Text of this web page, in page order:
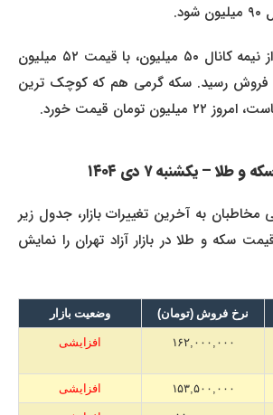
ربع سکه نیز با عبور از نیمه کانال ۵۰ میلیون، با قیمت ۵۲ میلیون
فروش رسید. سکه گرمی هم که کوچک ترین
قیمت خورد.
– یکشنبه ۷ دی ۱۴۰۴
به آخرین تغییرات بازار، جدول زیر
و طلا در بازار آزاد تهران را نمایش
نرخ فروش (تومان) وضعیت بازار
۱۶۲,۰۰۰,۰۰۰ افزایشی
۱۵۳,۵۰۰,۰۰۰ افزایشی